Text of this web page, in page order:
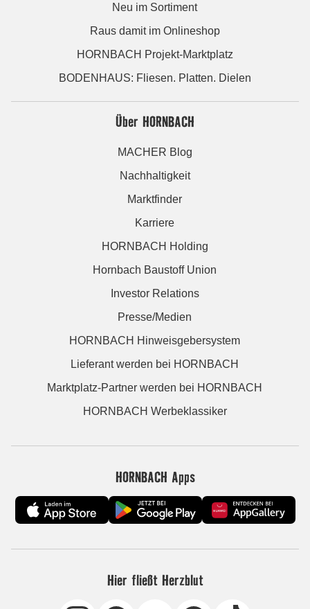
Neu im Sortiment
Raus damit im Onlineshop
HORNBACH Projekt-Marktplatz
BODENHAUS: Fliesen. Platten. Dielen
Über HORNBACH
MACHER Blog
Nachhaltigkeit
Marktfinder
Karriere
HORNBACH Holding
Hornbach Baustoff Union
Investor Relations
Presse/Medien
HORNBACH Hinweisgebersystem
Lieferant werden bei HORNBACH
Marktplatz-Partner werden bei HORNBACH
HORNBACH Werbeklassiker
HORNBACH Apps
Hier fließt Herzblut